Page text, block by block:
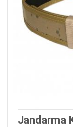
Jandarma